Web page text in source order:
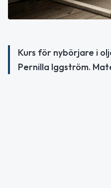
Kurs för nybörjare i
Pernilla Iggström.